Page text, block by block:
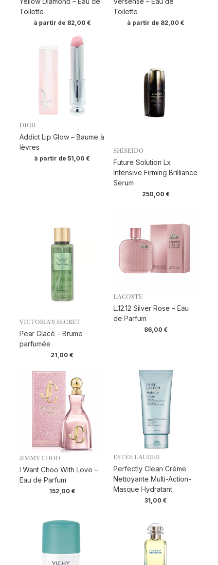
Toilette
à partir de 82,00 €
Toilette
à partir de 82,00€
DIOR
Addict Lip Glow – Baume à
lèvres
à partir de51,00€
SHISEIDO
Future Solution Lx
Intensive Firming Brilliance
Serum
250,00 €
VICTORIA’S SECRET
Pear Glacé – Brume
parfumée
21,00€
LACOSTE
L.12.12 Silver Rose – Eau
de Parfum
86,00 €
JIMMY CHOO
I Want Choo With Love –
Eau de Parfum
152,00 €
ESTÉE LAUDER
Perfectly Clean Crème
Nettoyante Multi-Action-
Masque Hydratant
31,00€